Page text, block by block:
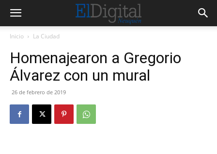
Inicio La Ciudad
Homenajearon a Gregorio
Álvarez con un mural
26 de febrero de 2019